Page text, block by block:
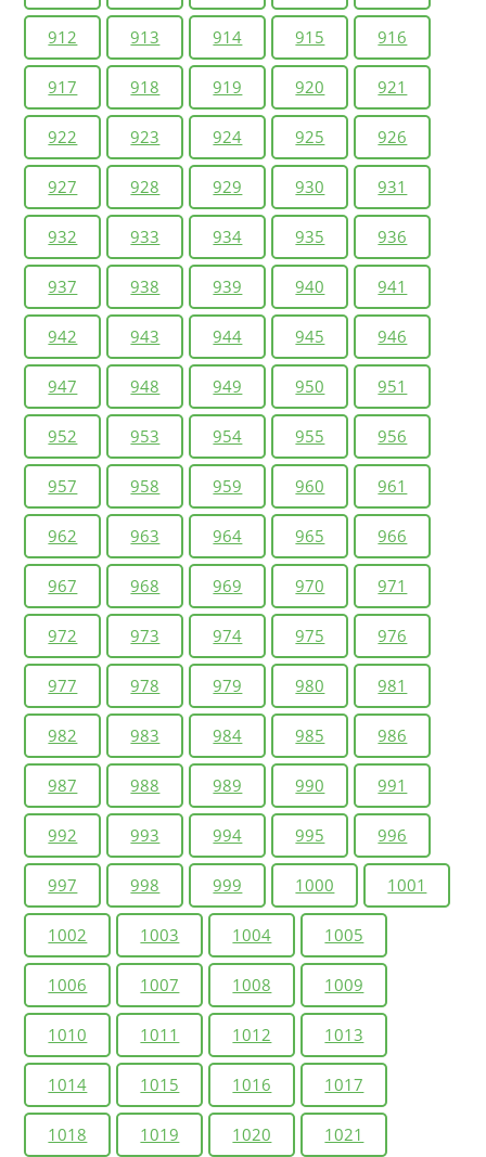
912 913 914 915 916
917 918 919 920 921
922 923 924 925 926
927 928 929 930 931
932 933 934 935 936
937 938 939 940 941
942 943 944 945 946
947 948 949 950 951
952 953 954 955 956
957 958 959 960 961
962 963 964 965 966
967 968 969 970 971
972 973 974 975 976
977 978 979 980 981
982 983 984 985 986
987 988 989 990 991
992 993 994 995 996
997 998 999 1000 1001
1002 1003 1004 1005
1006 1007 1008 1009
1010 1011 1012 1013
1014 1015 1016 1017
1018 1019 1020 1021